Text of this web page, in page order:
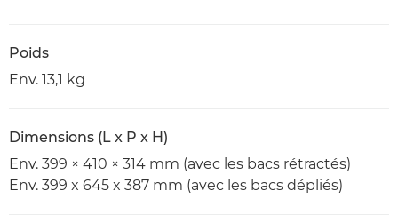
Poids
Env. 13,1 kg
Dimensions (L x P x H)
Env. 399 × 410 × 314 mm (avec les bacs rétractés)
Env. 399 x 645 x 387 mm (avec les bacs dépliés)